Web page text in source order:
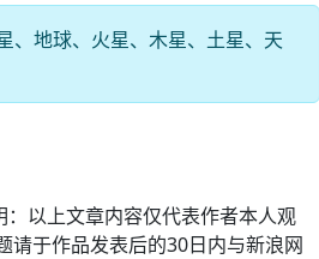
、地球、火星、木星、土星、天
以上文章内容仅代表作者本人观
请于作品发表后的30日内与新浪网